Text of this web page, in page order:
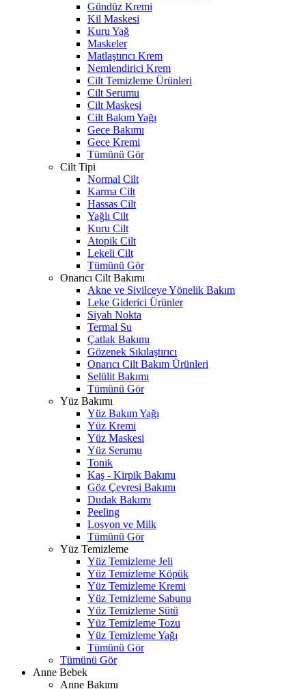
Gündüz Kremi
Kil Maskesi
Kuru Yağ
Maskeler
Matlaştırıcı Krem
Nemlendirici Krem
Cilt Temizleme Ürünleri
Cilt Serumu
Cilt Maskesi
Cilt Bakım Yağı
Gece Bakımı
Gece Kremi
Tümünü Gör
Cilt Tipi
Normal Cilt
Karma Cilt
Hassas Cilt
Yağlı Cilt
Kuru Cilt
Atopik Cilt
Lekeli Cilt
Tümünü Gör
Onarıcı Cilt Bakımı
Akne ve Sivilceye Yönelik Bakım
Leke Giderici Ürünler
Siyah Nokta
Termal Su
Çatlak Bakımı
Gözenek Sıkılaştırıcı
Onarıcı Cilt Bakım Ürünleri
Selülit Bakımı
Tümünü Gör
Yüz Bakımı
Yüz Bakım Yağı
Yüz Kremi
Yüz Maskesi
Yüz Serumu
Tonik
Kaş - Kirpik Bakımı
Göz Çevresi Bakımı
Dudak Bakımı
Peeling
Losyon ve Milk
Tümünü Gör
Yüz Temizleme
Yüz Temizleme Jeli
Yüz Temizleme Köpük
Yüz Temizleme Kremi
Yüz Temizleme Sabunu
Yüz Temizleme Sütü
Yüz Temizleme Tozu
Yüz Temizleme Yağı
Tümünü Gör
Tümünü Gör
Anne Bebek
Anne Bakımı